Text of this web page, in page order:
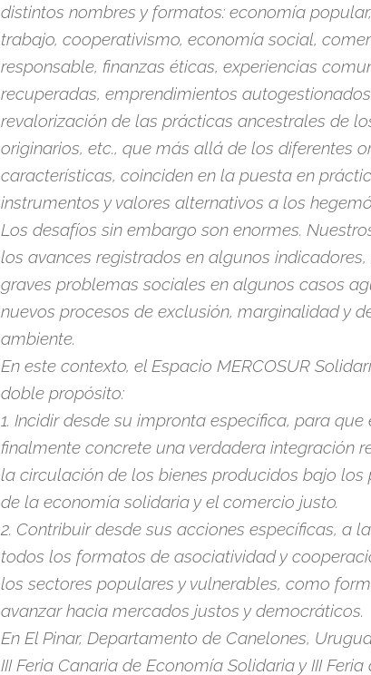
distintos nombres y formatos: economía
trabajo, cooperativismo, economía social,
responsable, finanzas éticas, experiencias
recuperadas, emprendimientos
revalorización de las prácticas ancestrales de
originarios, etc., que más allá de los diferentes
características, coinciden en la puesta en
instrumentos y valores alternativos a los
Los desafíos sin embargo son enormes.
los avances registrados en algunos
graves problemas sociales en algunos casos
nuevos procesos de exclusión, marginalidad y
ambiente.
En este contexto, el Espacio MERCOSUR
doble propósito:
1. Incidir desde su impronta específica, para que
finalmente concrete una verdadera integración
la circulación de los bienes producidos bajo los
de la economía solidaria y el comercio justo.
2. Contribuir desde sus acciones específicas, a
todos los formatos de asociatividad y
los sectores populares y vulnerables, como
avanzar hacia mercados justos y democráticos.
En El Pinar, Departamento de Canelones,
III Feria Canaria de Economía Solidaria y III Feria